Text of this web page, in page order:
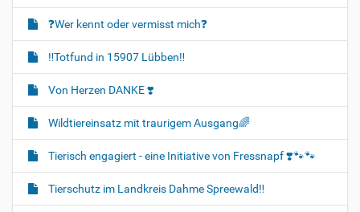
❓️Wer kennt oder vermisst mich❓️
‼️Totfund in 15907 Lübben‼️
Von Herzen DANKE ❣️
Wildtiereinsatz mit traurigem Ausgang🌈
Tierisch engagiert - eine Initiative von Fressnapf ❣️🐾🐾
Tierschutz im Landkreis Dahme Spreewald‼️